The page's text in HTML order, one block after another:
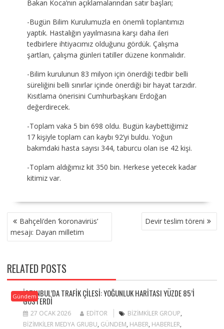
Bakan Koca’nın açıklamalarından satır başları;
-Bugün Bilim Kurulumuzla en önemli toplantımızı
yaptık. Hastalığın yayılmasına karşı daha ileri
tedbirlere ihtiyacımız olduğunu gördük. Çalışma
şartları, çalışma günleri tatiller düzene konmalıdır.
-Bilim kurulunun 83 milyon için önerdiği tedbir belli
süreliğini belli sınırlar içinde önerdiği bir hayat tarzıdır.
Kısıtlama önerisini Cumhurbaşkanı Erdoğan
değerdirecek.
-Toplam vaka 5 bin 698 oldu. Bugün kaybettiğimiz
17 kişiyle toplam can kaybı 92’yi buldu. Yoğun
bakımdaki hasta sayısı 344, taburcu olan ise 42 kişi.
-Toplam aldığımız kit 350 bin. Herkese yetecek kadar
kitimiz var.
YAZI
GEZINMESI
Bahçeli’den ‘koronavirüs’
mesajı: Dayan milletim
Devir teslim töreni
RELATED POSTS
Gündem
İSTANBUL’DA TRAFIK ÇILESI: YOĞUNLUK HARITASI YÜZDE 85’I
GÖSTERDI
27 OCAK 2026 EDITOR BIZIMKILER GROUP,
BIZIMKILER MEDYA GRUBU, GÜNDEM, HABER, HABERLER,